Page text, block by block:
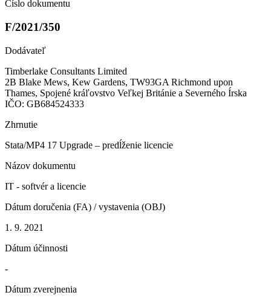
Číslo dokumentu
F/2021/350
Dodávateľ
Timberlake Consultants Limited
2B Blake Mews, Kew Gardens, TW93GA Richmond upon
Thames, Spojené kráľovstvo Veľkej Británie a Severného Írska
IČO: GB684524333
Zhrnutie
Stata/MP4 17 Upgrade – predĺženie licencie
Názov dokumentu
IT - softvér a licencie
Dátum doručenia (FA) / vystavenia (OBJ)
1. 9. 2021
Dátum účinnosti
-
Dátum zverejnenia